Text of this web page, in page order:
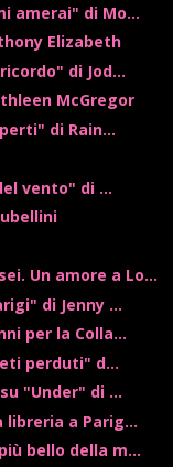
amerai" di Mo...
Elizabeth
di Jod...
McGregor
di Rain...
vento" di ...
Un amore a Lo...
di Jenny ...
per la Colla...
perduti" d...
"Under" di ...
libreria a Parig...
bello della m...